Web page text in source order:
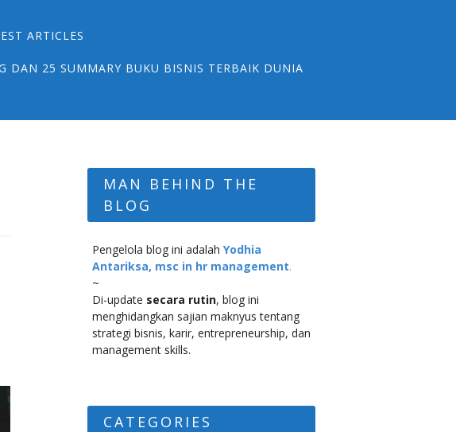
ARTICLES
DAN 25 SUMMARY BUKU BISNIS TERBAIK DUNIA
MAN BEHIND THE
BLOG
Pengelola blog ini adalah Yodhia
Antariksa, msc in hr management.
~
Di-update secara rutin, blog ini
menghidangkan sajian maknyus tentang
strategi bisnis, karir, entrepreneurship, dan
management skills.
CATEGORIES